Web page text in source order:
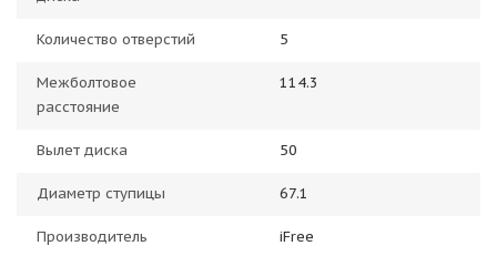
Количество отверстий 5
Межболтовое
расстояние
114.3
Вылет диска 50
Диаметр ступицы 67.1
Производитель iFree